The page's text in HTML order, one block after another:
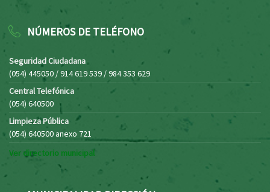
NÚMEROS DE TELÉFONO
Seguridad Ciudadana
(054) 445050 / 914 619 539 / 984 353 629
Central Telefónica
(054) 640500
Limpieza Pública
(054) 640500 anexo 721
Ver directorio municipal